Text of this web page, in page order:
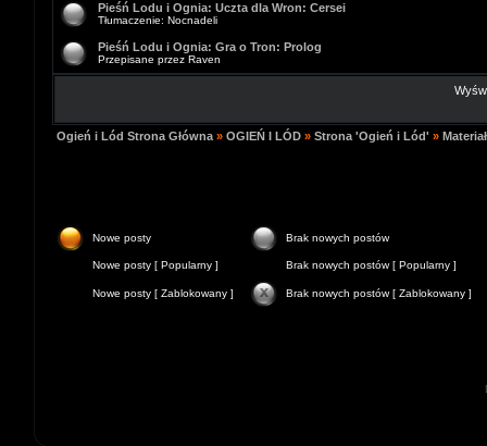
Pieśń Lodu i Ognia: Uczta dla Wron: Cersei
Tłumaczenie: Nocnadeli
Pieśń Lodu i Ognia: Gra o Tron: Prolog
Przepisane przez Raven
Ogień i Lód Strona Główna » OGIEŃ I LÓD » Strona 'Ogień i Lód' »
Nowe posty Brak nowych postów
Nowe posty [ Popularny ] Brak nowych postów [ Popularny ]
Nowe posty [ Zablokowany ] Brak nowych postów [ Zablokowany ]